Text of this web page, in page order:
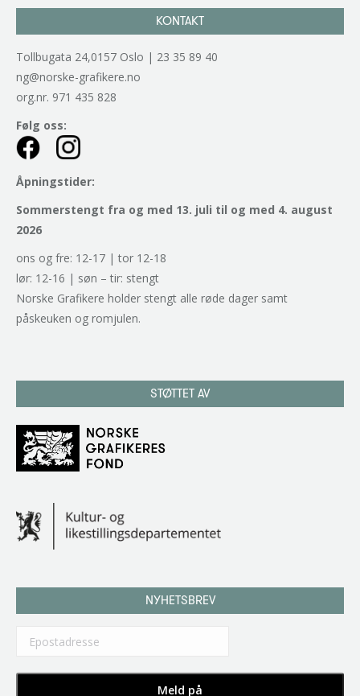
KONTAKT
Tollbugata 24,0157 Oslo | 23 35 89 40
ng@norske-grafikere.no
org.nr. 971 435 828
Følg oss:
Åpningstider:
Sommerstengt fra og med 13. juli til og med 4. august
2026
ons og fre: 12-17 | tor 12-18
lør: 12-16 | søn – tir: stengt
Norske Grafikere holder stengt alle røde dager samt
påskeuken og romjulen.
STØTTET AV
NYHETSBREV